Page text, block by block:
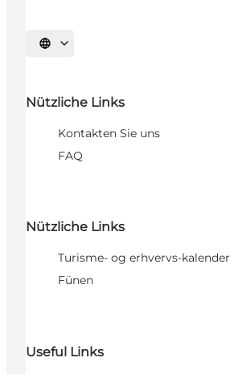
Sprache auswählen
Nützliche Links
Kontakten Sie uns
FAQ
Nützliche Links
Turisme- og erhvervs-kalender
Fünen
Useful Links